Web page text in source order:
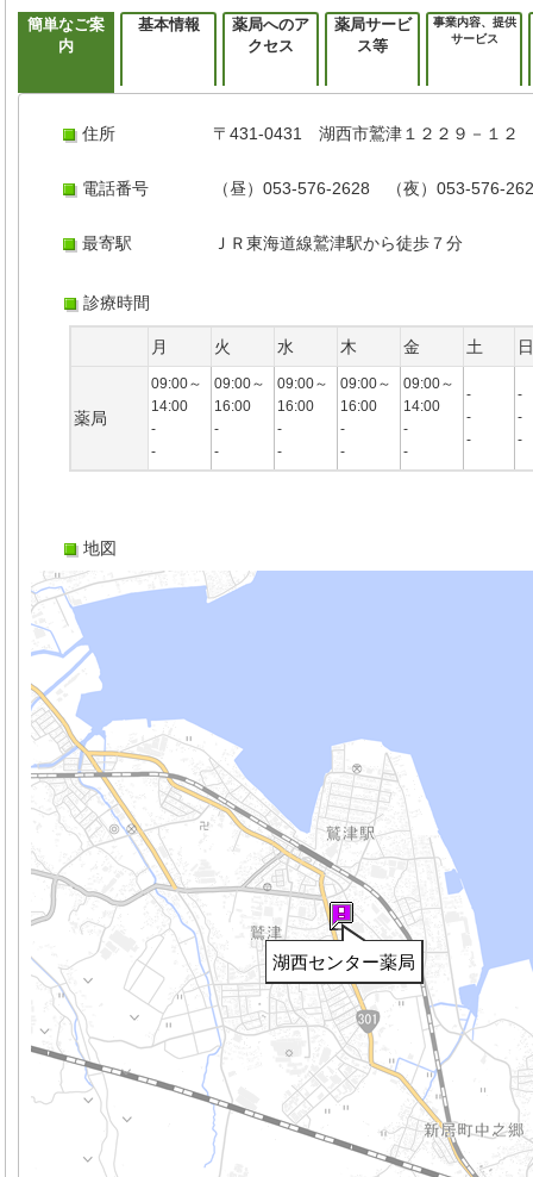
簡単なご案
内
基本情報
薬局へのア
クセス
薬局サービ
ス等
事業内容、提供
サービス
住所 〒431-0431 湖西市鷲津１２２９－１２
電話番号 （昼）053-576-2628 （夜）053-576-
最寄駅 ＪＲ東海道線鷲津駅から徒歩７分
診療時間
月 火 水 木 金 土
薬局
09:00～
14:00
-
-
09:00～
16:00
-
-
09:00～
16:00
-
-
09:00～
16:00
-
-
09:00～
14:00
-
-
-
-
-
-
-
-
地図
湖西センター薬局